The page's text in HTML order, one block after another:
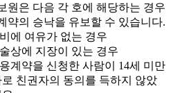
원은 다음 각 호에 해당하는 경우
약의 승낙을 유보할 수 있습니다.
에 여유가 없는 경우
상에 지장이 있는 경우
계약을 신청한 사람이 14세 미만
로 친권자의 동의를 득하지 않았